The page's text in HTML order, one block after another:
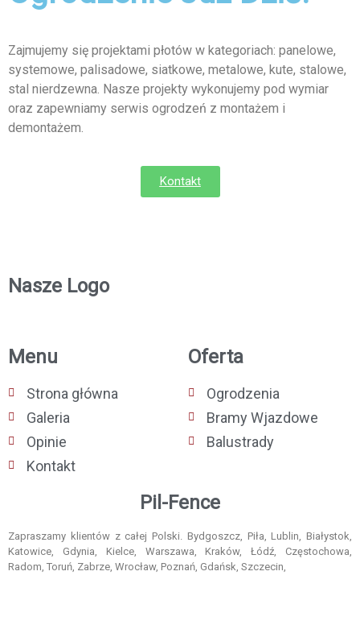
Zajmujemy się projektami płotów w kategoriach: panelowe,
systemowe, palisadowe, siatkowe, metalowe, kute, stalowe,
stal nierdzewna. Nasze projekty wykonujemy pod wymiar
oraz zapewniamy serwis ogrodzeń z montażem i
demontażem.
Kontakt
Nasze Logo
Menu
Strona główna
Galeria
Opinie
Kontakt
Oferta
Ogrodzenia
Bramy Wjazdowe
Balustrady
Pil-Fence
Zapraszamy klientów z całej Polski. Bydgoszcz, Piła, Lublin, Białystok,
Katowice, Gdynia, Kielce, Warszawa, Kraków, Łódź, Częstochowa,
Radom, Toruń, Zabrze, Wrocław, Poznań, Gdańsk, Szczecin,